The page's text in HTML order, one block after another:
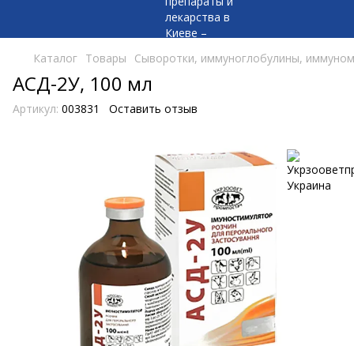
Каталог Товары Сыворотки, иммуноглобулины,
АСД-2У, 100 мл
Артикул: 003831 Оставить отзыв